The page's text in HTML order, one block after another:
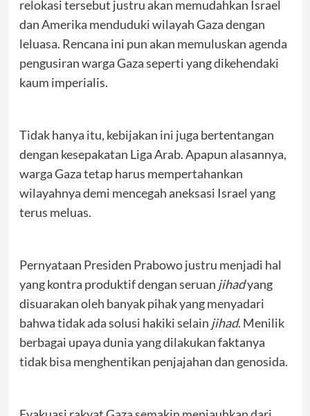
relokasi tersebut justru akan memudahkan Israel
dan Amerika menduduki wilayah Gaza dengan
leluasa. Rencana ini pun akan memuluskan agenda
pengusiran warga Gaza seperti yang dikehendaki
kaum imperialis.
Tidak hanya itu, kebijakan ini juga bertentangan
dengan kesepakatan Liga Arab. Apapun alasannya,
warga Gaza tetap harus mempertahankan
wilayahnya demi mencegah aneksasi Israel yang
terus meluas.
Pernyataan Presiden Prabowo justru menjadi hal
yang kontra produktif dengan seruan jihadyang
disuarakan oleh banyak pihak yang menyadari
bahwa tidak ada solusi hakiki selain jihad. Menilik
berbagai upaya dunia yang dilakukan faktanya
tidak bisa menghentikan penjajahan dan genosida.